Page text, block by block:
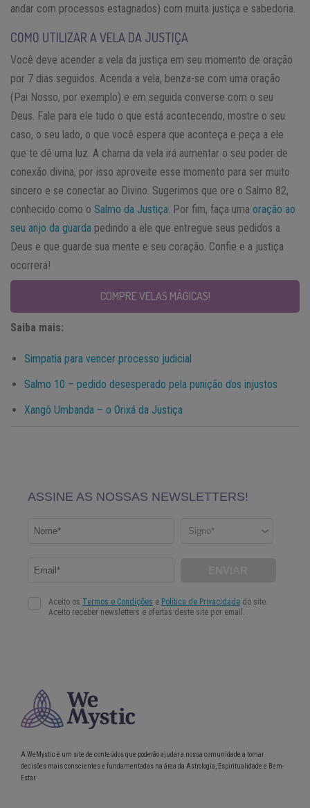
andar com processos estagnados) com muita justiça e sabedoria.
COMO UTILIZAR A VELA DA JUSTIÇA
Você deve acender a vela da justiça em seu momento de oração
por 7 dias seguidos. Acenda a vela, benza-se com uma oração
(Pai Nosso, por exemplo) e em seguida converse com o seu
Deus. Fale para ele tudo o que está acontecendo, mostre o seu
caso, o seu lado, o que você espera que aconteça e peça a ele
que te dê uma luz. A chama da vela irá aumentar o seu poder de
conexão divina, por isso aproveite esse momento para ser muito
sincero e se conectar ao Divino. Sugerimos que ore o Salmo 82,
conhecido como o Salmo da Justiça . Por fim, faça uma oração ao
seu anjo da guarda pedindo a ele que entregue seus pedidos a
Deus e que guarde sua mente e seu coração. Confie e a justiça
ocorrerá!
COMPRE VELAS MÁGICAS!
Saiba mais:
Simpatia para vencer processo judicial
Salmo 10 – pedido desesperado pela punição dos injustos
Xangô Umbanda – o Orixá da Justiça
A WeMystic é um site de conteúdos que poderão ajudar a nossa comunidade a tomar
decisões mais conscientes e fundamentadas na área da Astrologia, Espiritualidade e Bem-
Estar.